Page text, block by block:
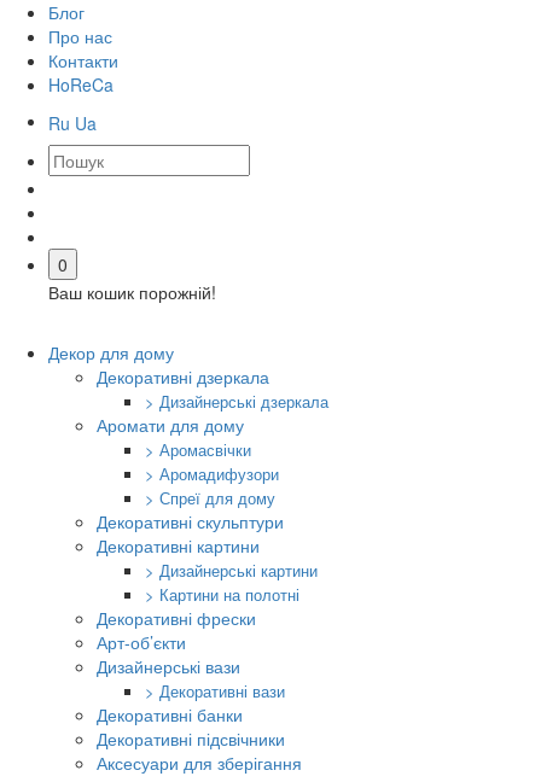
Блог
Про нас
Контакти
HoReCa
Ru Ua
0
Ваш кошик порожній!
Декор для дому
Декоративні дзеркала
> Дизайнерські дзеркала
Аромати для дому
> Аромасвічки
> Аромадифузори
> Спреї для дому
Декоративні скульптури
Декоративні картини
> Дизайнерські картини
> Картини на полотні
Декоративні фрески
Арт-об’єкти
Дизайнерські вази
> Декоративні вази
Декоративні банки
Декоративні підсвічники
Аксесуари для зберігання